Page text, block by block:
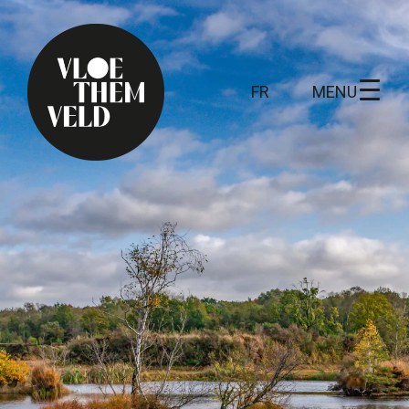
FR MENU
Home
A faire
Toutes les activités
Visites guidées
Routes
Kunst in Vloethemveld